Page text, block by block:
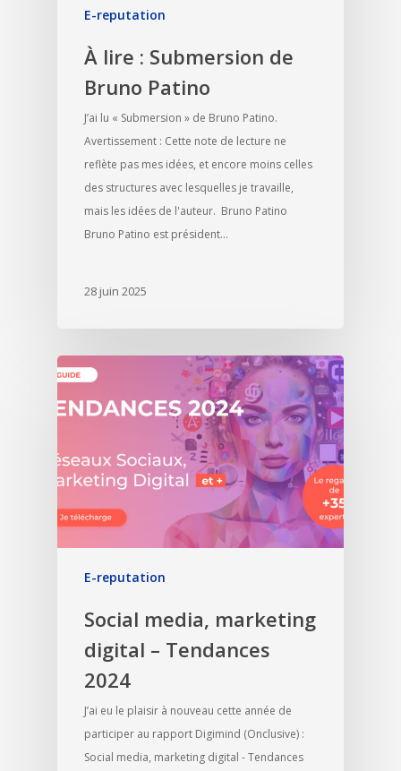
E-reputation
À lire : Submersion de
Bruno Patino
J’ai lu « Submersion » de Bruno Patino.
Avertissement : Cette note de lecture ne
reflète pas mes idées, et encore moins celles
des structures avec lesquelles je travaille,
mais les idées de l'auteur. Bruno Patino
Bruno Patino est président…
28 juin 2025
E-reputation
Social media, marketing
digital – Tendances
2024
J’ai eu le plaisir à nouveau cette année de
participer au rapport Digimind (Onclusive) :
Social media, marketing digital - Tendances